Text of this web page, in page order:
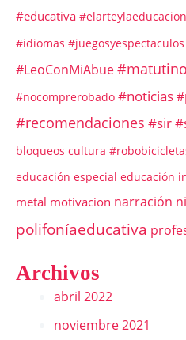
#educativa #elarteylaeducacion
#idiomas #juegosyespectaculos
#LeoConMiAbue
#nocomprerobado #noticias
#recomendaciones #sir
bloqueos cultura
educación especial educación
metal motivacion narración
polifoníaeducativa
Archivos
abril 2022
noviembre 2021